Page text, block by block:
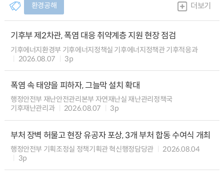
환경공해 더보기
기후부 제2차관, 폭염 대응 취약계층 지원 현장 점검
기후에너지환경부 기후에너지정책실 기후에너지정책관 기후적응과
2026.08.07
3p
폭염 속 태양을 피하자, 그늘막 설치 확대
행정안전부 재난안전관리본부 자연재난실 재난관리정책국
기후재난관리과
2026.08.07 3p
부처 장벽 허물고 현장 유공자 포상, 3개 부처 합동 수여식 개최
행정안전부 기획조정실 정책기획관 혁신행정담당관
2026.08.04
3p